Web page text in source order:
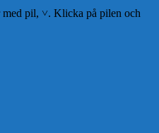
pil, ˅. Klicka på pilen och